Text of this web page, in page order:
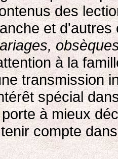
des
et
à la
transmission
spécial
à mieux
compte